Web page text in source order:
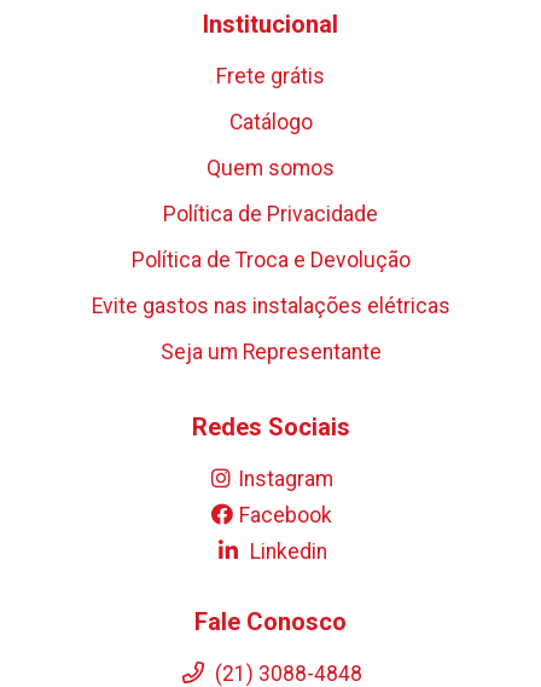
Institucional
Frete grátis
Catálogo
Quem somos
Política de Privacidade
Política de Troca e Devolução
Evite gastos nas instalações elétricas
Seja um Representante
Redes Sociais
Instagram
Facebook
Linkedin
Fale Conosco
(21) 3088-4848